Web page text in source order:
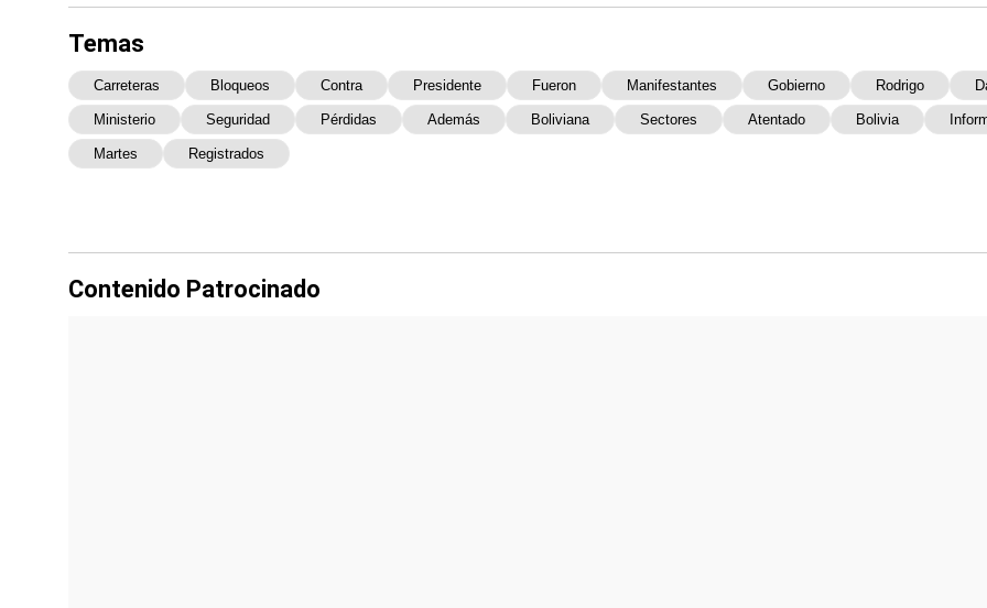
Temas
Carreteras Bloqueos Contra Presidente Fueron Manifestantes Gobierno Rodrigo
Ministerio Seguridad Pérdidas Además Boliviana Sectores Atentado Bolivia
Martes Registrados
Contenido Patrocinado